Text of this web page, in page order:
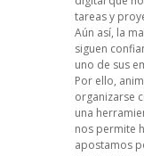
tareas y
Aún así, la
siguen
uno de sus
Por ello,
organizarse
una
nos permite
apostamos